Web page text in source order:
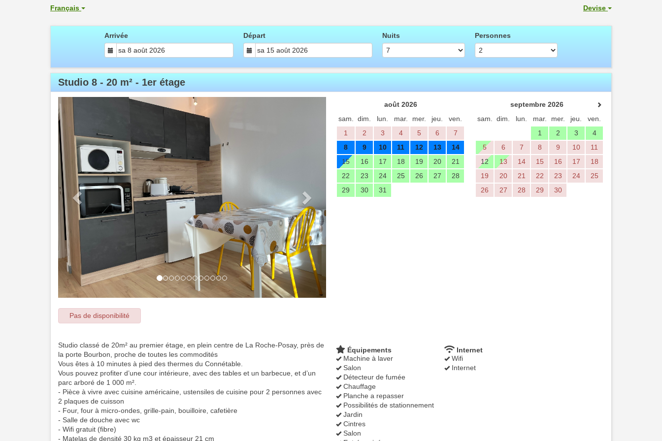
Français Devise
Arrivée Départ Nuits Personnes
Studio 8 - 20 m² - 1er étage
août 2026
sam.
dim. lun. mar. mer. jeu.
ven.
1
2 3 4 5 6
7
8
9 10 11 12 13
14
15
16 17 18 19 20
21
22
23 24 25 26 27
28
29
30 31
septembre 2026
sam.
dim. lun. mar. mer. jeu.
ven.
1
2 3
4
5
6 7 8 9 10
11
12
13 14 15 16 17
18
19
20 21 22 23 24
25
26
27 28 29 30
Pas de disponibilité
Studio classé de 20m² au premier étage, en plein centre de La Roche-Posay, près de
la porte Bourbon, proche de toutes les commodités
Vous êtes à 10 minutes à pied des thermes du Connétable.
Vous pouvez profiter d’une cour intérieure, avec des tables et un barbecue, et d’un
parc arboré de 1 000 m².
- Pièce à vivre avec cuisine américaine, ustensiles de cuisine pour 2 personnes avec
2 plaques de cuisson
- Four, four à micro-ondes, grille-pain, bouilloire, cafetière
- Salle de douche avec wc
- Wifi gratuit (fibre)
- Matelas de densité 30 kg m3 et épaisseur 21 cm
Équipements
Machine à laver
Salon
Détecteur de fumée
Chauffage
Planche a repasser
Possibilités de stationnement
Jardin
Cintres
Salon
Internet
Wifi
Internet